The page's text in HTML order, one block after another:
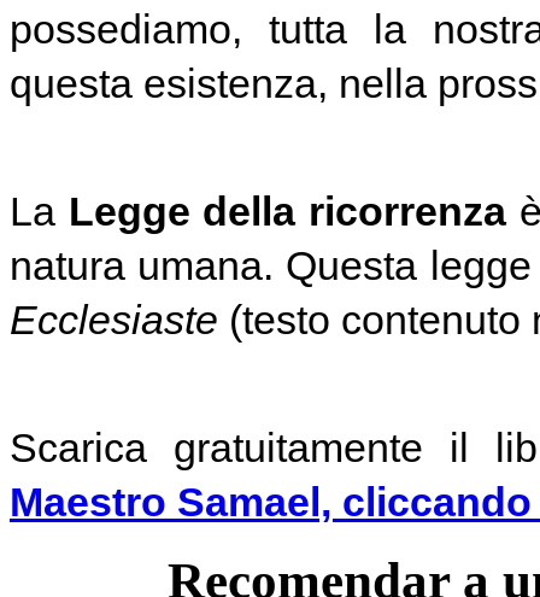
possediamo, tutta la
questa esistenza, nella
La Legge della ricorrenzaè
natura umana. Questa
Ecclesiaste (testo
Scarica gratuitamente il
Maestro Samael,
Recomendar a